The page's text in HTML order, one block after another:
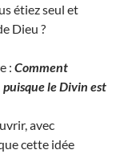
étiez seul et
Dieu ?
: Comment
le Divin est
avec
cette idée